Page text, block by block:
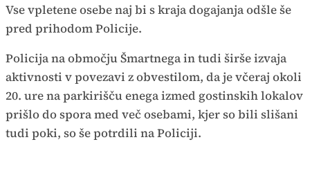
Vse vpletene osebe naj bi s kraja dogajanja odšle še
pred prihodom Policije.
Policija na območju Šmartnega in tudi širše izvaja
aktivnosti v povezavi z obvestilom, da je včeraj okoli
20. ure na parkirišču enega izmed gostinskih lokalov
prišlo do spora med več osebami, kjer so bili slišani
tudi poki, so še potrdili na Policiji.